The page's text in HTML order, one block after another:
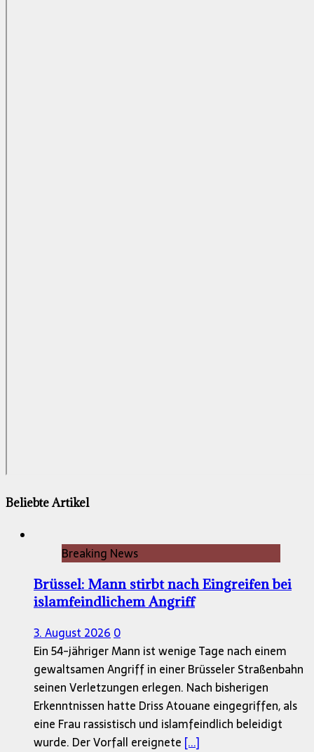
Beliebte Artikel
Breaking News
Brüssel: Mann stirbt nach Eingreifen bei
islamfeindlichem Angriff
3. August 2026 0
Ein 54-jähriger Mann ist wenige Tage nach einem
gewaltsamen Angriff in einer Brüsseler Straßenbahn
seinen Verletzungen erlegen. Nach bisherigen
Erkenntnissen hatte Driss Atouane eingegriffen, als
eine Frau rassistisch und islamfeindlich beleidigt
wurde. Der Vorfall ereignete [...]